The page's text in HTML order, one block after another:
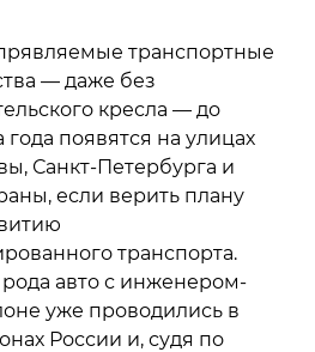
транспортные
— даже без
кресла — до
года появятся на улицах
Санкт-Петербурга и
если верить плану
транспорта.
авто с инженером-
уже проводились в
России и, судя по